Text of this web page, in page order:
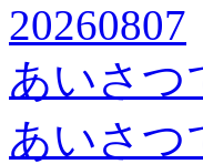
20260807
あいさつ
あいさつ